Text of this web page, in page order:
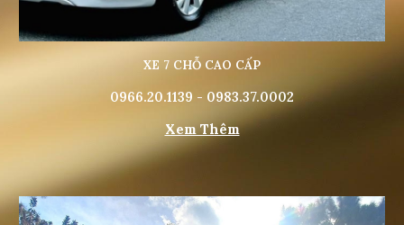
XE 7 CHỖ CAO CẤP
0966.20.1139 - 0983.37.0002
Xem Thêm